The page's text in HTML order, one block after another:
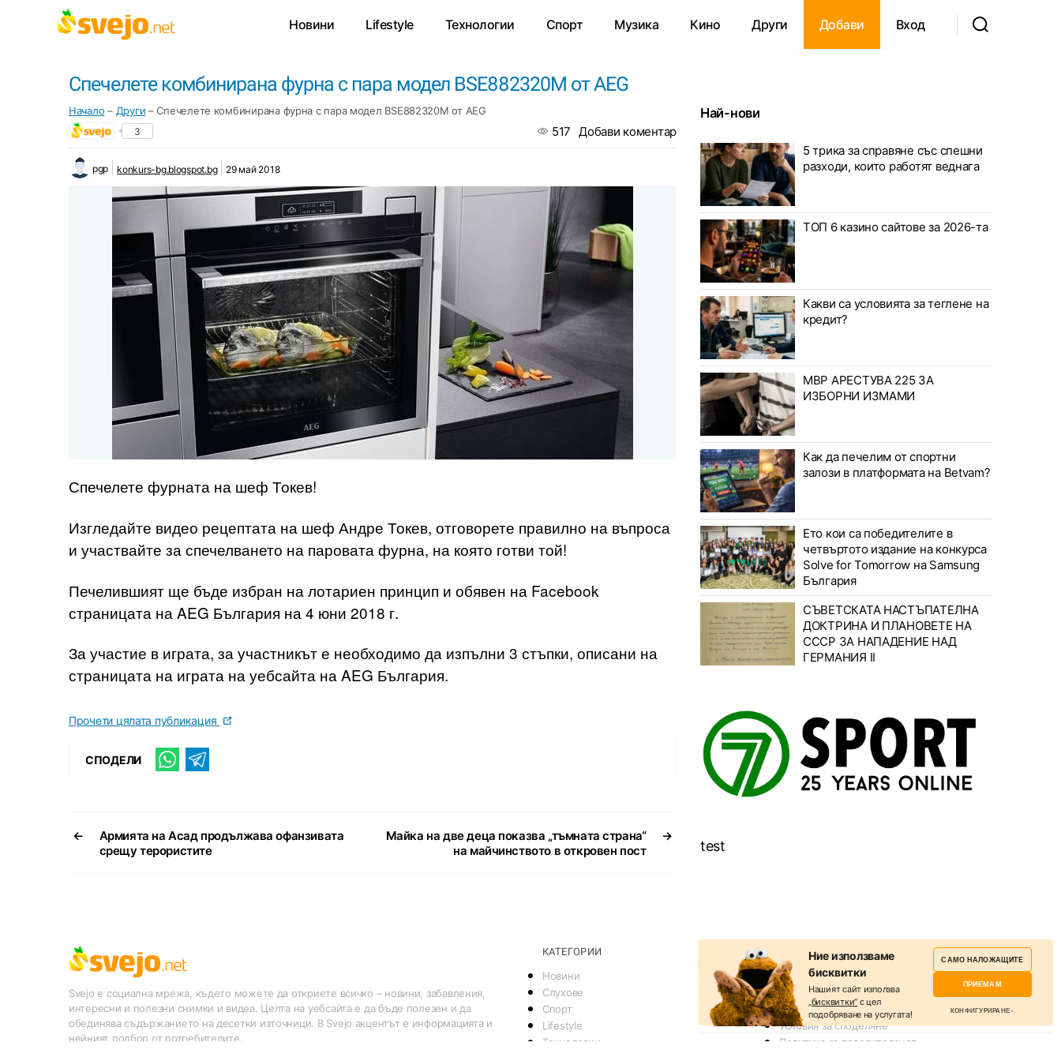
Новини Lifestyle Технологии Спорт Музика Кино Други Добави Вход
Спечелете комбинирана фурна с пара модел BSE882320M от AEG
Начало – Други –Спечелете комбинирана фурна с пара модел BSE882320M от AEG
3 517 Добави коментар
pgp konkurs-bg.blogspot.bg 29 май 2018
Спечелете фурната на шеф Токев!
Изгледайте видео рецептата на шеф Андре Токев, отговорете правилно на въпроса
и участвайте за спечелването на паровата фурна, на която готви той!
Печелившият ще бъде избран на лотариен принцип и обявен на Facebook
страницата на AEG България на 4 юни 2018 г.
За участие в играта, за участникът е необходимо да изпълни 3 стъпки, описани на
страницата на играта на уебсайта на AEG България.
Прочети цялата публикация
СПОДЕЛИ
←
Армията на Асад продължава офанзивата
срещу терористите
→
Майка на две деца показва „тъмната страна“
на майчинството в откровен пост
Най-нови
5 трика за справяне със спешни
разходи, които работят веднага
ТОП 6 казино сайтове за 2026-та
Какви са условията за теглене на
кредит?
МВР АРЕСТУВА 225 ЗА
ИЗБОРНИ ИЗМАМИ
Как да печелим от спортни
залози в платформата на Betvam?
Ето кои са победителите в
четвъртото издание на конкурса
Solve for Tomorrow на Samsung
България
СЪВЕТСКАТА НАСТЪПАТЕЛНА
ДОКТРИНА И ПЛАНОВЕТЕ НА
СССР ЗА НАПАДЕНИЕ НАД
ГЕРМАНИЯ II
test
Svejo е социална мрежа, където можете да откриете всичко – новини, забавления,
интересни и полезни снимки и видеа. Целта на уебсайта е да бъде полезен и да
обединява съдържанието на десетки източници. В Svejo акцентът е информацията и
нейният подбор от потребителите.
КАТЕГОРИИ
Новини
Слухове
Спорт
Lifestyle
Технологии
ПОЛЕЗНО
За нас
Реклама
Общи условия
Условия за споделяне
Политика за поверителснот
Ние използваме
бисквитки
Нашият сайт използва
„бисквитки“ с цел
подобряване на услугата!
САМО НАЛОЖАЩИТЕ
ПРИЕМАМ
КОНФИГУРИРАНЕ